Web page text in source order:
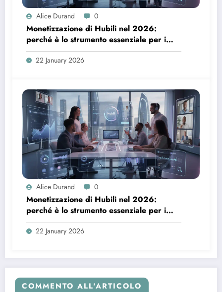
Alice Durand 0
Monetizzazione di Hubili nel 2026:
perché è lo strumento essenziale per i
creatori
22 January 2026
Alice Durand 0
Monetizzazione di Hubili nel 2026:
perché è lo strumento essenziale per i
creatori
22 January 2026
COMMENTO ALL'ARTICOLO